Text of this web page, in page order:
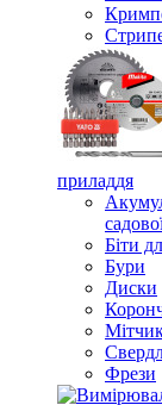
приладдя
Біти
Бури
Диски
Фрези